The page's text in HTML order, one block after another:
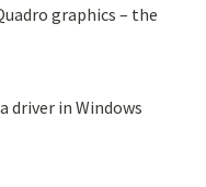
graphics – the
driver in Windows